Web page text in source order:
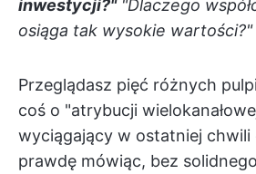
inwestycji?""Dlaczego
osiąga tak wysokie wartości?"
Przeglądasz pięć różnych
coś o "atrybucji
wyciągający w ostatniej chwili
prawdę mówiąc, bez